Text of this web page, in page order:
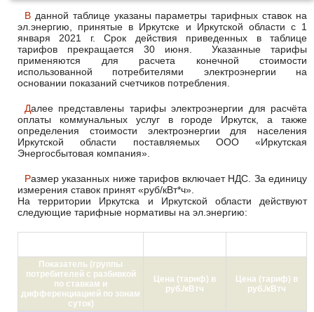
В данной таблице указаны параметры тарифных ставок на
эл.энергию, принятые в Иркутске и Иркутской области с 1
января 2021 г. Срок действия приведенных в таблице
тарифов прекращается 30 июня. Указанные тарифы
применяются для расчета конечной стоимости
использованной потребителями электроэнергии на
основании показаний счетчиков потребления.
Далее представлены тарифы электроэнергии для расчёта
оплаты коммунальных услуг в городе Иркутск, а также
определения стоимости электроэнергии для населения
Иркутской области поставляемых ООО «Иркутская
Энергосбытовая компания».
Размер указанных ниже тарифов включает НДС. За единицу
измерения ставок принят «руб/кВт*ч».
На территории Иркутска и Иркутской области действуют
следующие тарифные нормативы на эл.энергию:
Показатель (группы
потребителей с разбивкой
по ставкам и
дифференциацией по зонам
суток)
Цена (тариф) в
руб./кВтч
Цена (тариф) в
руб./кВтч